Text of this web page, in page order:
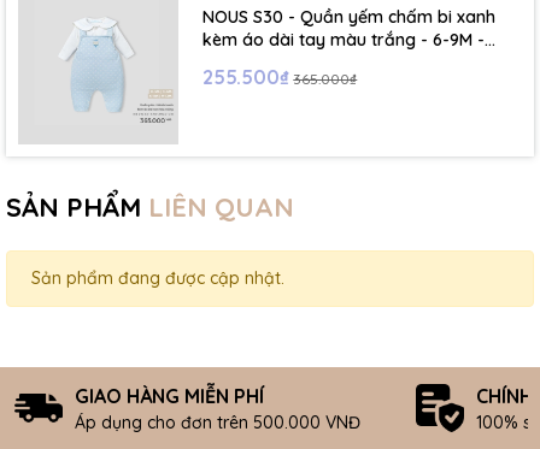
NOUS S30 - Quần yếm chấm bi xanh
kèm áo dài tay màu trắng - 6-9M -
255.500₫ 365.000₫
SẢN PHẨM LIÊN QUAN
Sản phẩm đang được cập nhật.
GIAO HÀNG MIỄN PHÍ
Áp dụng cho đơn trên 500.000 VNĐ
CHÍNH
100%